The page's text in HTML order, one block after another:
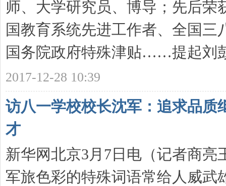
师、大学研究员、博导；先后荣
国教育系统先进工作者、全国
国务院政府特殊津贴……提起刘
2017-12-28 10:39
访八一学校校长沈军：追求品质
才
新华网北京3月7日电（记者商亮
军旅色彩的特殊词语常给人威武